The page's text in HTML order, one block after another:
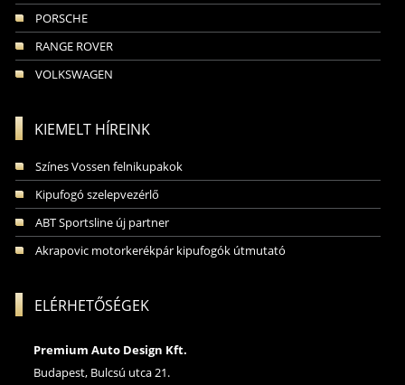
PORSCHE
RANGE ROVER
VOLKSWAGEN
KIEMELT HÍREINK
Színes Vossen felnikupakok
Kipufogó szelepvezérlő
ABT Sportsline új partner
Akrapovic motorkerékpár kipufogók útmutató
ELÉRHETŐSÉGEK
Premium Auto Design Kft.
Budapest, Bulcsú utca 21.